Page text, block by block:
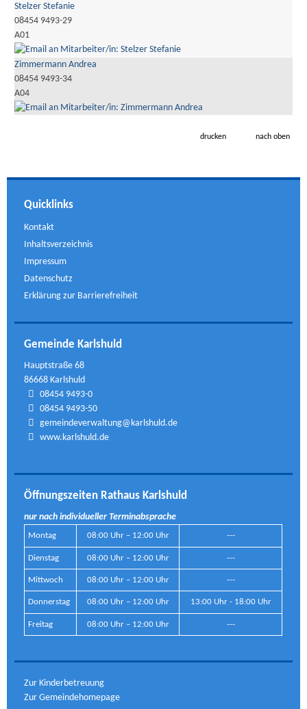
Stelzer Stefanie
08454 9493-29
A01
Zimmermann Andrea
08454 9493-34
A04
drucken nach oben
Quicklinks
Kontakt
Inhaltsverzeichnis
Impressum
Datenschutz
Erklärung zur Barrierefreiheit
Gemeinde Karlshuld
Hauptstraße 68
86668 Karlshuld
08454 9493-0
08454 9493-50
gemeindeverwaltung@karlshuld.de
www.karlshuld.de
Öffnungszeiten Rathaus Karlshuld
nur nach individueller Terminabsprache
Montag 08:00 Uhr – 12:00 Uhr ---
Dienstag 08:00 Uhr – 12:00 Uhr ---
Mittwoch 08:00 Uhr – 12:00 Uhr ---
Donnerstag 08:00 Uhr – 12:00 Uhr 13:00 Uhr - 18:00 Uhr
Freitag 08:00 Uhr – 12:00 Uhr ---
Zur Kinderbetreuung
Zur Gemeindehomepage